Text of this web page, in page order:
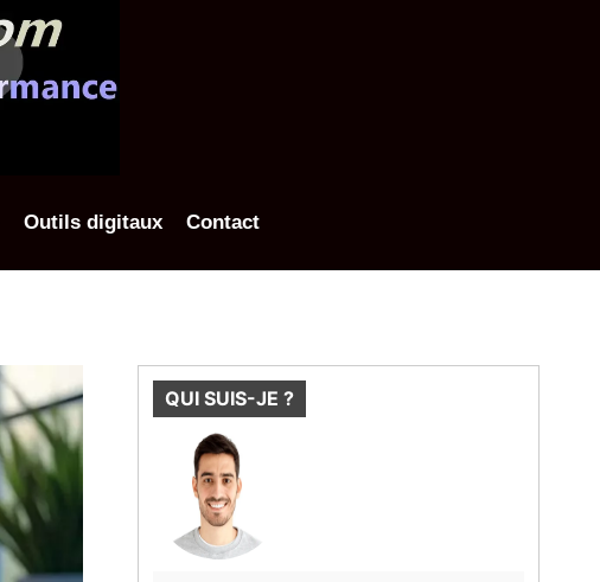
Outils digitaux Contact
QUI SUIS-JE ?